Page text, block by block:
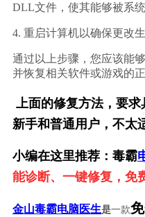
DLL文件，使其能够被系统
4. 重启计算机以确保更改生
通过以上步骤，您应该能
并恢复相关软件或游戏的正
上面的修复方法，要求
新手和普通用户，不太
小编在这里推荐：毒霸
能诊断、一键修复，免
金山毒霸电脑医生是一款